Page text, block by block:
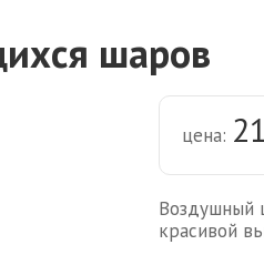
шаров
цена:
Воздушный
красивой